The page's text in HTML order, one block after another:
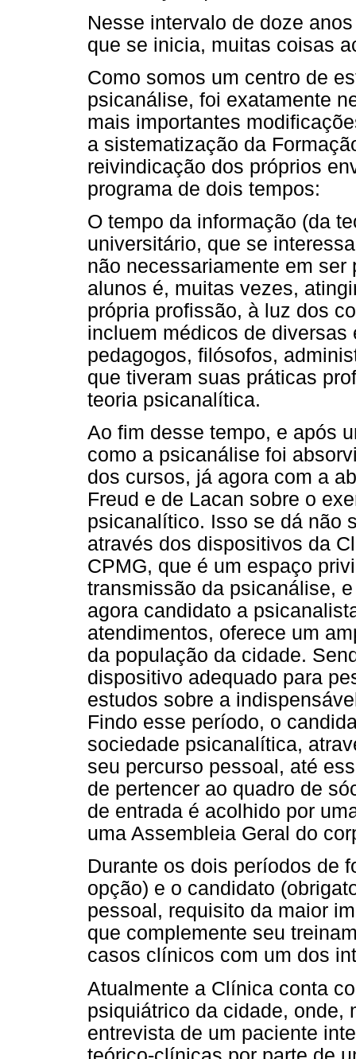
Nesse intervalo de doze
que se inicia, muitas coisas
Como somos um centro de
psicanálise, foi exatamente
mais importantes
a sistematização da
reivindicação dos próprios
programa de dois tempos:
O tempo da informação (da
universitário, que se
não necessariamente em
alunos é, muitas vezes,
própria profissão, à luz dos
incluem médicos de
pedagogos, filósofos,
que tiveram suas práticas
teoria psicanalítica.
Ao fim desse tempo, e após
como a psicanálise foi
dos cursos, já agora com a
Freud e de Lacan sobre o
psicanalítico. Isso se dá não
através dos dispositivos da
CPMG, que é um espaço
transmissão da psicanálise,
agora candidato a
atendimentos, oferece um
da população da cidade.
dispositivo adequado para
estudos sobre a
Findo esse período, o
sociedade psicanalítica,
seu percurso pessoal, até
de pertencer ao quadro de
de entrada é acolhido por
uma Assembleia Geral do
Durante os dois períodos de
opção) e o candidato
pessoal, requisito da maior
que complemente seu
casos clínicos com um dos
Atualmente a Clínica conta
psiquiátrico da cidade, onde,
entrevista de um paciente